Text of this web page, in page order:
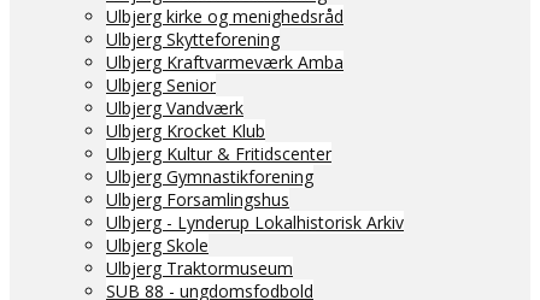
Ulbjerg kirke og menighedsråd
Ulbjerg Skytteforening
Ulbjerg Kraftvarmeværk Amba
Ulbjerg Senior
Ulbjerg Vandværk
Ulbjerg Krocket Klub
Ulbjerg Kultur & Fritidscenter
Ulbjerg Gymnastikforening
Ulbjerg Forsamlingshus
Ulbjerg - Lynderup Lokalhistorisk Arkiv
Ulbjerg Skole
Ulbjerg Traktormuseum
SUB 88 - ungdomsfodbold